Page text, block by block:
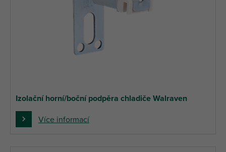
Izolační horní/boční podpěra chladiče Walraven
Více informací